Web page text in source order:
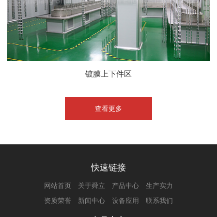
镀膜上下件区
查看更多
快速链接
网站首页 关于舜立 产品中心
生产实力
资质荣誉
新闻中心 设备应用 联系我们